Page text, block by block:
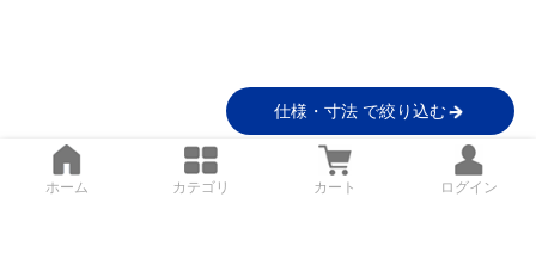
仕様・寸法 で絞り込む
ホーム カテゴリ カート ログイン